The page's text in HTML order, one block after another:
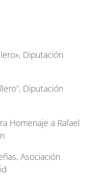
Diputación
Diputación
Homenaje a Rafael
Asociación